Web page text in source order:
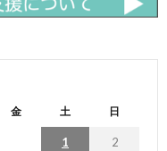
金 土 日
1 2